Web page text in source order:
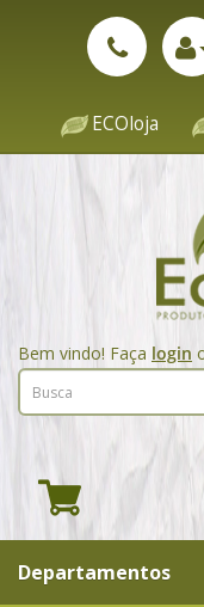
ECOloja
Bem vindo! Faça login
Departamentos